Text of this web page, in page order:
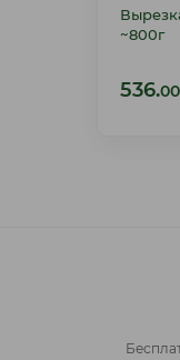
~800г
536.00